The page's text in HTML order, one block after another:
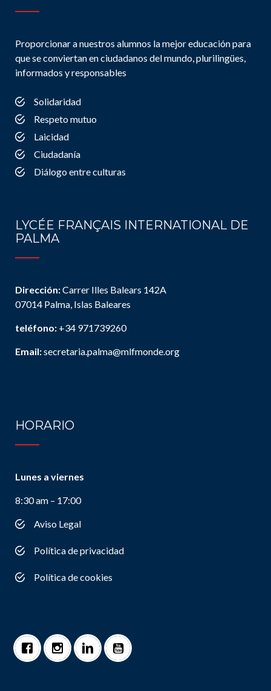
Proporcionar a nuestros alumnos la mejor educación para
que se conviertan en ciudadanos del mundo, plurilingües,
informados y responsables
Solidaridad
Respeto mutuo
Laicidad
Ciudadanía
Diálogo entre culturas
LYCÉE FRANÇAIS INTERNATIONAL DE
PALMA
Dirección:Carrer Illes Balears 142A
07014 Palma, Islas Baleares
teléfono: +34 971739260
Email:secretaria.palma@mlfmonde.org
HORARIO
Lunes a viernes
8:30 am – 17:00
Aviso Legal
Política de privacidad
Política de cookies